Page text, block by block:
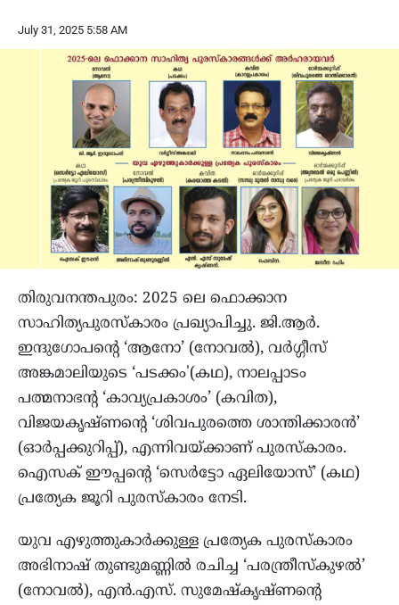
July 31, 2025 5:58 AM
തിരുവനന്തപുരം: 2025 ലെ ഫൊക്കാന
സാഹിത്യപുരസ്‌കാരം പ്രഖ്യാപിച്ചു. ജി.ആർ.
ഇന്ദുഗോപന്റെ ‘ആനോ’ (നോവൽ), വർഗ്ഗീസ്
അങ്കമാലിയുടെ ‘പടക്കം'(കഥ), നാലപ്പാടം
പത്മനാഭന്റ ‘കാവ്യപ്രകാശം’ (കവിത),
വിജയകൃഷ്ണന്റെ ‘ശിവപുരത്തെ ശാന്തിക്കാരൻ’
(ഓർപ്പക്കുറിപ്പ്), എന്നിവയ്ക്കാണ് പുരസ്‌കാരം.
ഐസക് ഈപ്പന്റെ ‘സെർട്ടോ ഏലിയോസ്’ (കഥ)
പ്രത്യേക ജൂറി പുരസ്‌കാരം നേടി.
യുവ എഴുത്തുകാർക്കുള്ള പ്രത്യേക പുരസ്‌കാരം
അഭിനാഷ് തുണ്ടുമണ്ണിൽ രചിച്ച ‘പരന്ത്രീസ്‌കുഴൽ’
(നോവൽ), എൻ.എസ്. സുമേഷ്‌കൃഷ്ണന്റെ